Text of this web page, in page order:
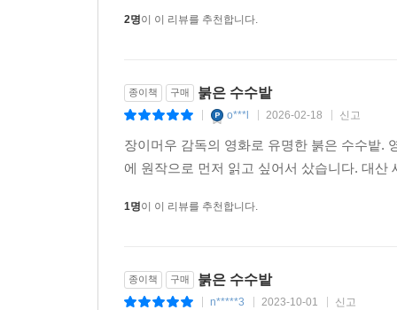
이 작품에 드러난 사상이나 윤리는 논란이 있었
세밀하고 생동감 있는 세부 묘사에서의 탁월성 등
『붉은 수수밭』의 미학적 성취를 논한다면 ‘
‘들척지근한 비린내’처럼 강렬하고 역동적인
회상의 부드러운 감각으로 우리에게 전해진다.
마치 작가가 “펜 끝으로 인간 삶의 모든 것을 실
가능한 아주 독특한 시점을 선보인다. 모옌은 “‘
할머니’의 시각으로, 할머니의 심리적인 세계
2명이 이 리뷰를 추천합니다.
종이책 구매 붉은 수수밭
o***l 2026-02-18 신고
장이머우 감독의 영화로 유명한 붉은 수수밭.
에 원작으로 먼저 읽고 싶어서 샀습니다. 대
1명이 이 리뷰를 추천합니다.
종이책 구매 붉은 수수밭
n*****3 2023-10-01 신고